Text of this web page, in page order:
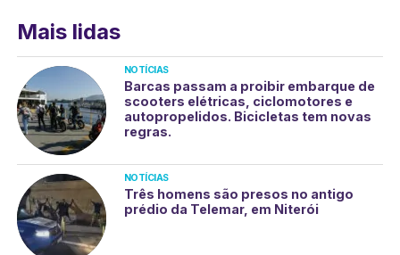
Mais lidas
NOTÍCIAS
Barcas passam a proibir embarque de
scooters elétricas, ciclomotores e
autopropelidos. Bicicletas tem novas
regras.
NOTÍCIAS
Três homens são presos no antigo
prédio da Telemar, em Niterói